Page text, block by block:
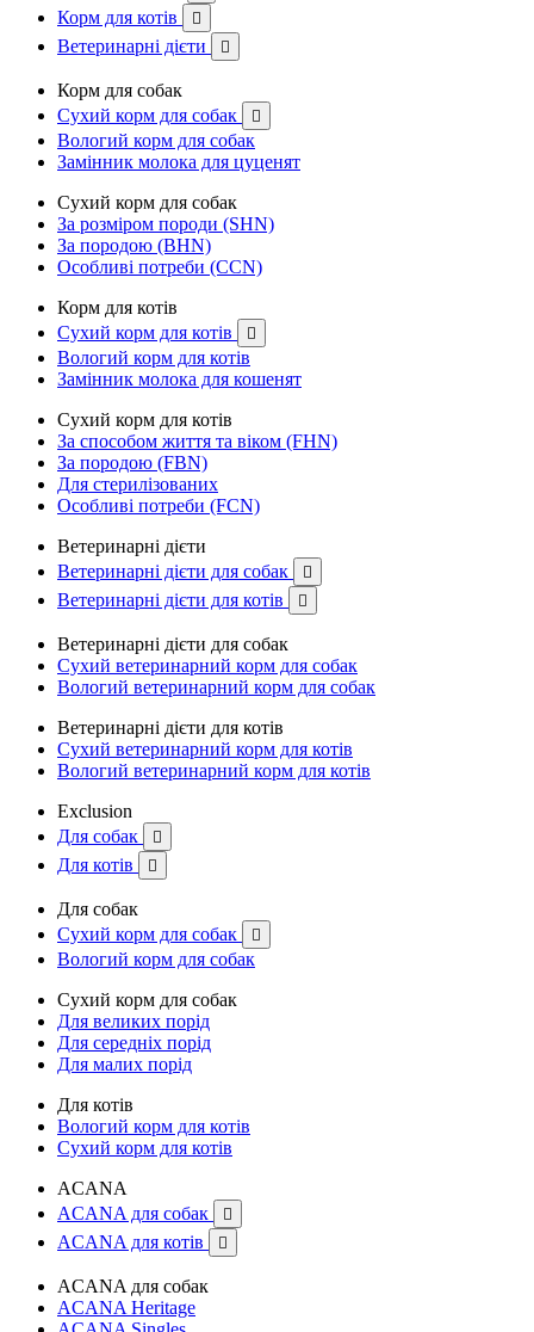
Корм для котів 
Ветеринарні дієти 
Корм для собак
Сухий корм для собак

Вологий корм для собак
Замінник молока для цуценят
Сухий корм для собак
За розміром породи (SHN)
За породою (BHN)
Особливі потреби (CCN)
Корм для котів
Сухий корм для котів

Вологий корм для котів
Замінник молока для кошенят
Сухий корм для котів
За способом життя та віком (FHN)
За породою (FBN)
Для стерилізованих
Особливі потреби (FCN)
Ветеринарні дієти
Ветеринарні дієти для собак

Ветеринарні дієти для котів 
Ветеринарні дієти для собак
Сухий ветеринарний корм для собак
Вологий ветеринарний корм для собак
Ветеринарні дієти для котів
Сухий ветеринарний корм для котів
Вологий ветеринарний корм для котів
Exclusion
Для собак

Для котів 
Для собак
Сухий корм для собак

Вологий корм для собак
Сухий корм для собак
Для великих порід
Для середніх порід
Для малих порід
Для котів
Вологий корм для котів
Сухий корм для котів
ACANA
ACANA для собак

ACANA для котів 
ACANA для собак
ACANA Heritage